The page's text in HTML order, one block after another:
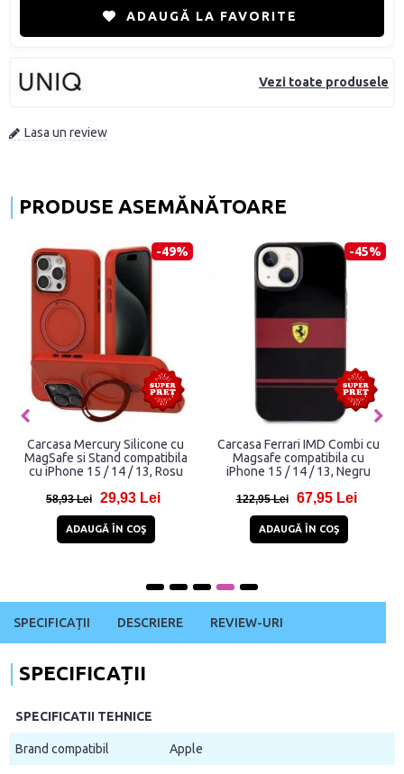
Vezi toate produsele
Lasa un review
ADAUGĂ LA FAVORITE
PRODUSE ASEMĂNĂTOARE
-49%
Carcasa Mercury Silicone cu
MagSafe si Stand compatibila
cu iPhone 15 / 14 / 13, Rosu
58,93 Lei 29,93 Lei
ADAUGĂ ÎN COŞ
-45%
Carcasa Ferrari IMD Combi cu
Magsafe compatibila cu
iPhone 15 / 14 / 13, Negru
122,95 Lei 67,95 Lei
ADAUGĂ ÎN COŞ
SPECIFICAȚII DESCRIERE REVIEW-URI
SPECIFICAȚII
SPECIFICATII TEHNICE
Brand compatibil Apple